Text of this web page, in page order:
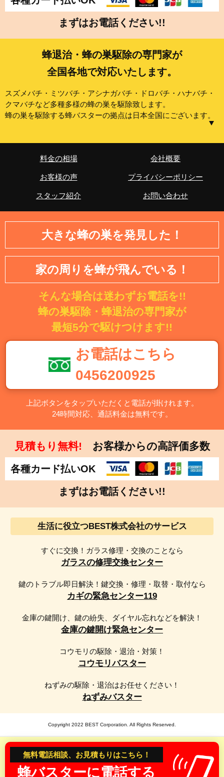
まずはお電話ください!!
蜂退治・蜂の巣駆除の専門家が
全国各地で対応いたします。
スズメバチ・ミツバチ・アシナガバチ・ドロバチ・ハナバチ・
クマバチなど多種多様の蜂の巣を駆除致します。
蜂の巣を駆除する蜂バスターの拠点は日本全国にございます。
【東京都】中央区、港区、新宿区、文京区、台東区、墨田
区、江東区、品川区、目黒区、大田区、世田谷区、渋谷
馬区、足立区、葛飾区、江戸川区、八王子市、立川市、武
市、小金井市、小平市、日野市、東村山市、国分寺市、国
立市、福生市、狛江市、東大和市、清瀬市、東久留米市、
京市、西多摩郡瑞穂町、西多摩郡日の出町、西多摩郡檜原
村、西多摩郡奥多摩町
【神奈川県】横浜市・鶴見区・神奈川区・西区・中区・南
区・保土ケ谷区・磯子区・金沢区・港北区・戸塚区・港南
区・旭区・緑区・瀬谷区・栄区・泉区・青葉区・都筑区・
川崎市・川崎区・幸区・中原区・高津区・多摩区・宮前
区・麻生区・相模原市・緑区・中央区・南区・横須賀市・
平塚市・鎌倉市・藤沢市・小田原市・茅ヶ崎市・逗子市・
三浦市・秦野市・厚木市・大和市・伊勢原市・海老名市・
座間市・南足柄市・綾瀬市・葉山町・寒川町・大磯町・二
宮町・中井町・大井町・松田町・山北町・開成町・箱根
町・真鶴町・湯河原町・愛川町・清川村
【千葉県】千葉市・中央区・花見川区・稲毛区・若葉区・
緑区・美浜区・銚子市・市川市・船橋市・館山市・木更津
市・松戸市・野田市・茂原市・成田市・佐倉市・東金市・
旭市・習志野市・柏市・勝浦市・市原市・流山市・八千代
市・我孫子市・鴨川市・鎌ケ谷市・君津市・富津市・浦安
市・四街道市・袖ケ浦市・八街市・印西市・白井市・富里
市・南房総市・匝瑳市・香取市・山武市・いすみ市・大網
白里市・酒々井町・栄町・神崎町・多古町・東庄町・九十
央区・桜区・浦和区・南区・緑区・岩槻区・川越市・熊谷
市・川口市・行田市・秩父市・所沢市・飯能市・加須市・
深谷市・上尾市・草加市・越谷市・蕨市・戸田市・入間
市・朝霞市・志木市・和光市・新座市・桶川市・久喜市・
手市・鶴ヶ島市・日高市・吉川市・ふじみ野市・白岡市・
伊奈町・三芳町・毛呂山町・越生町・滑川町・嵐山町・小
川町・川島町・吉見町・鳩山町・ときがわ町・横瀬町・皆
野町・長瀞町・小鹿野町・東秩父村・美里町・神川町・上
【京都府】京都市・北区・上京区・左京区・中京区・東山
丹市・木津川市・町村・乙訓郡・大山崎町・久世郡・久御
山町・綴喜郡・井手町・宇治田原町・相楽郡・笠置町・和
束町・精華町・南山城村・船井郡・京丹波町・与謝郡・伊
料金の相場 会社概要
お客様の声 プライバシーポリシー
スタッフ紹介 お問い合わせ
大きな蜂の巣を発見した！
家の周りを蜂が飛んでいる！
そんな場合は迷わずお電話を!!
蜂の巣駆除・蜂退治の専門家が
最短5分で駆けつけます!!
お電話はこちら
0456200925
上記ボタンをタップいただくと電話が掛けれます。
24時間対応、通話料金は無料です。
見積もり無料! お客様からの高評価多数
各種カード払いOK
まずはお電話ください!!
生活に役立つBEST株式会社のサービス
すぐに交換！ガラス修理・交換のことなら
ガラスの修理交換センター
鍵のトラブル即日解決！鍵交換・修理・取替・取付なら
カギの緊急センター119
金庫の鍵開け、鍵の紛失、ダイヤル忘れなどを解決！
金庫の鍵開け緊急センター
コウモリの駆除・退治・対策！
コウモリバスター
ねずみの駆除・退治はお任せください！
ねずみバスター
Copyright 2022 BEST Corporation. All Rights Reserved.
無料電話相談、お見積もりはこちら！
蜂バスターに電話する